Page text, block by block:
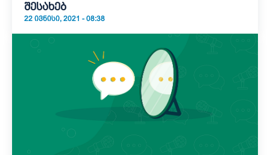
შესახებ
22 ᲘᲕᲜᲘᲡᲘ, 2021 - 08:38